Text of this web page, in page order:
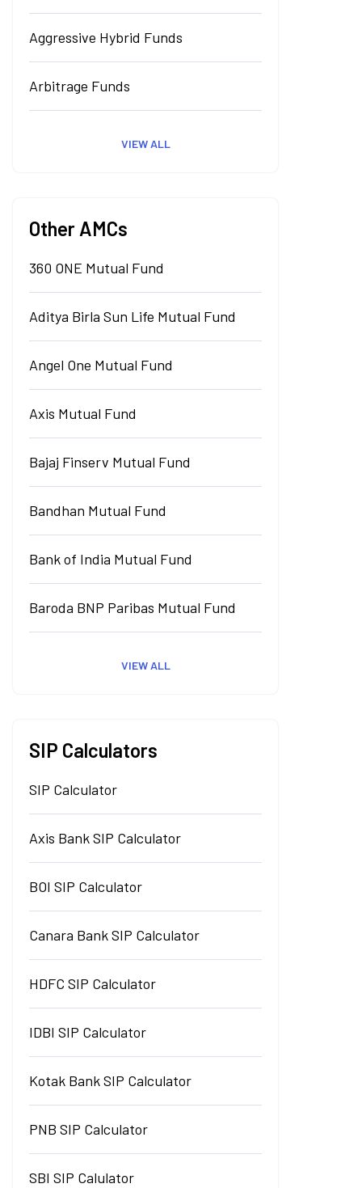
Aggressive Hybrid Funds
Arbitrage Funds
VIEW ALL
Other AMCs
360 ONE Mutual Fund
Aditya Birla Sun Life Mutual Fund
Angel One Mutual Fund
Axis Mutual Fund
Bajaj Finserv Mutual Fund
Bandhan Mutual Fund
Bank of India Mutual Fund
Baroda BNP Paribas Mutual Fund
VIEW ALL
SIP Calculators
SIP Calculator
Axis Bank SIP Calculator
BOI SIP Calculator
Canara Bank SIP Calculator
HDFC SIP Calculator
IDBI SIP Calculator
Kotak Bank SIP Calculator
PNB SIP Calculator
SBI SIP Calulator